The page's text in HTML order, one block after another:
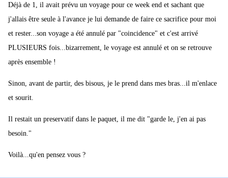
Déjà de 1, il avait prévu un voyage pour ce week end et sachant que
j'allais être seule à l'avance je lui demande de faire ce sacrifice pour moi
et rester...son voyage a été annulé par "coincidence" et c'est arrivé
PLUSIEURS fois...bizarrement, le voyage est annulé et on se retrouve
après ensemble !
Sinon, avant de partir, des bisous, je le prend dans mes bras...il m'enlace
et sourit.
Il restait un preservatif dans le paquet, il me dit "garde le, j'en ai pas
besoin."
Voilà...qu'en pensez vous ?